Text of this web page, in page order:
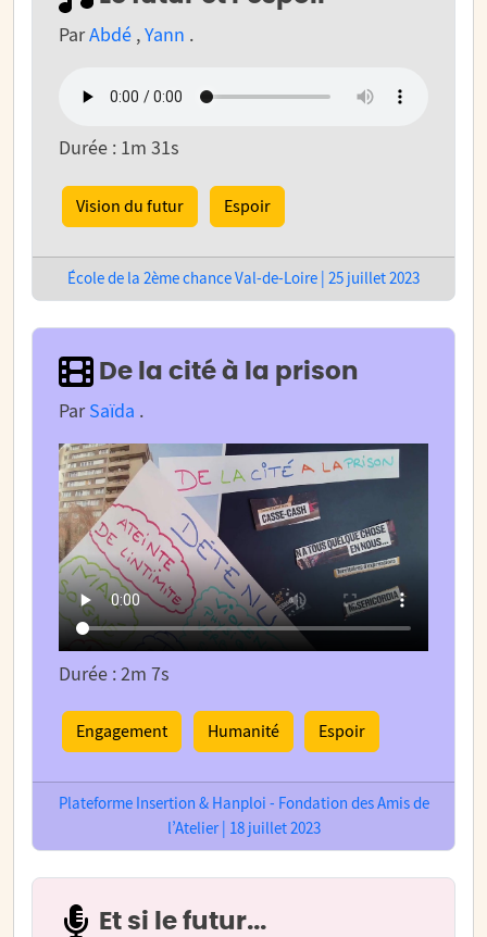
ParAbdé ,Yann .
Durée : 1m 31s
Vision du futur Espoir
École de la 2ème chance Val-de-Loire | 25 juillet 2023
De la cité à la prison
ParSaïda .
Durée : 2m 7s
Engagement Humanité Espoir
Plateforme Insertion & Hanploi - Fondation des Amis de
l’Atelier | 18 juillet 2023
Et si le futur...